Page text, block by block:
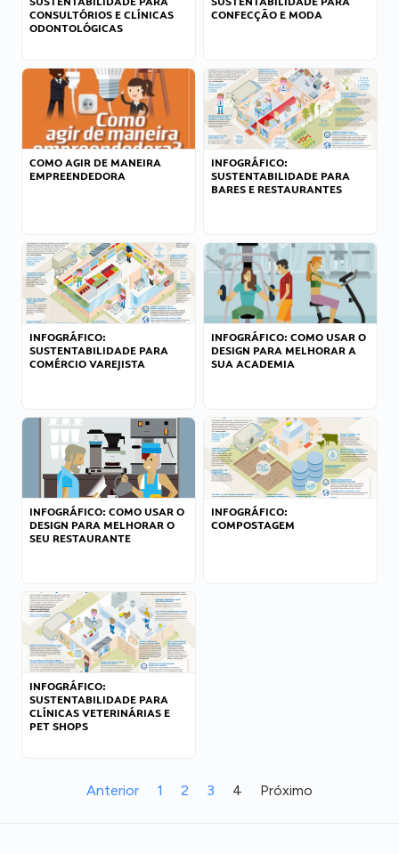
CONSULTÓRIOS E CLÍNICAS
ODONTOLÓGICAS
CONFECÇÃO E MODA
COMO AGIR DE MANEIRA
EMPREENDEDORA
INFOGRÁFICO:
SUSTENTABILIDADE PARA
BARES E RESTAURANTES
INFOGRÁFICO:
SUSTENTABILIDADE PARA
COMÉRCIO VAREJISTA
INFOGRÁFICO: COMO USAR O
DESIGN PARA MELHORAR A
SUA ACADEMIA
INFOGRÁFICO: COMO USAR O
DESIGN PARA MELHORAR O
SEU RESTAURANTE
INFOGRÁFICO:
COMPOSTAGEM
INFOGRÁFICO:
SUSTENTABILIDADE PARA
CLÍNICAS VETERINÁRIAS E
PET SHOPS
Anterior 1 2 3 4 Próximo